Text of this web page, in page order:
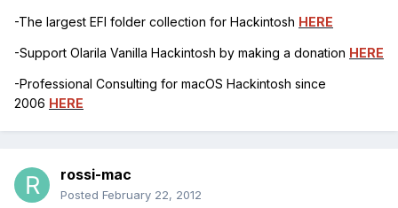
-The largest EFI folder collection for Hackintosh HERE
-Support Olarila Vanilla Hackintosh by making a donation HERE
-Professional Consulting for macOS Hackintosh since
2006 HERE
rossi-mac
Posted February 22, 2012